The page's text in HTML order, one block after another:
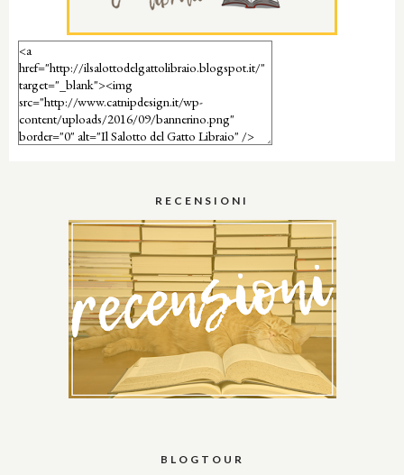
RECENSIONI
BLOGTOUR